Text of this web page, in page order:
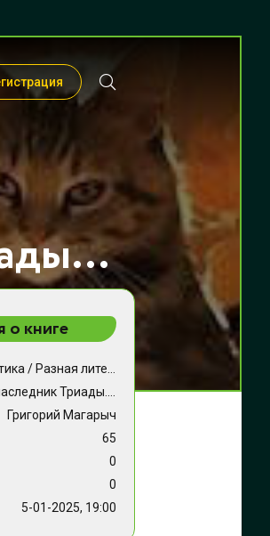
Последний наследник Триады. Том 4 - Григорий Магарыч
книге
/ Разная литература
Григорий Магарыч
65
0
0
5-01-2025, 19:00